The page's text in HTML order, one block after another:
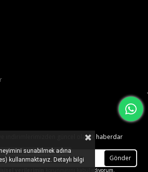
indirimlerimizden güncel olarak haberdar
Gönder
korunmasını kabul ediyorum.
sunabilmek adına
kullanmaktayız. Detaylı bilgi